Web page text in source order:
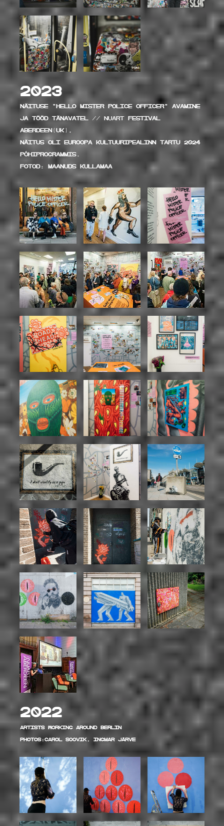
2023
Näituse "Hello mister Police OFFICER" avamine
ja tööd TänaVATEL //
NUARTFESTIVAL
ABERDEEN(UK),
Näitus oli Euroopa kultuuripealinn Tartu 2024
põhiprogrammis.
FOTOD: MAANUDS KULLAMAA
2022
Artists working around Berlin
PHOTOS:Carol Soovik, Ingmar Järve